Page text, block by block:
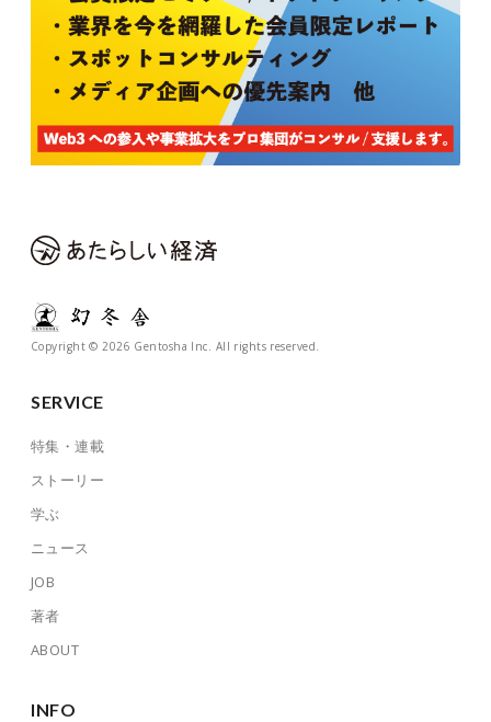
Copyright © 2026 Gentosha Inc. All rights reserved.
SERVICE
特集・連載
ストーリー
学ぶ
ニュース
JOB
著者
ABOUT
INFO